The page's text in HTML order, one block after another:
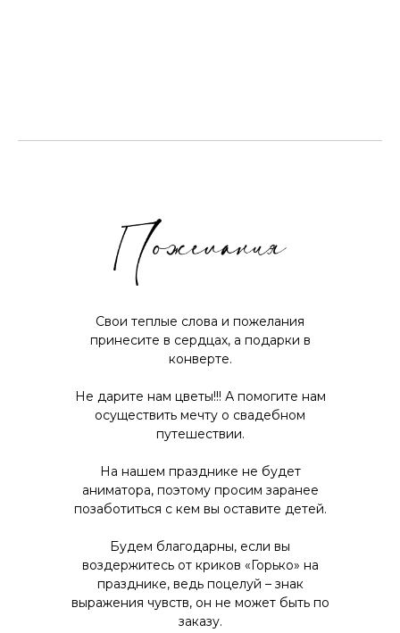
Свои теплые слова и пожелания
принесите в сердцах, а подарки в
конверте.
Не дарите нам цветы!!! А помогите нам
осуществить мечту о свадебном
путешествии.
На нашем празднике не будет
аниматора, поэтому просим заранее
позаботиться с кем вы оставите детей.
Будем благодарны, если вы
воздержитесь от криков «Горько» на
празднике, ведь поцелуй – знак
выражения чувств, он не может быть по
заказу.